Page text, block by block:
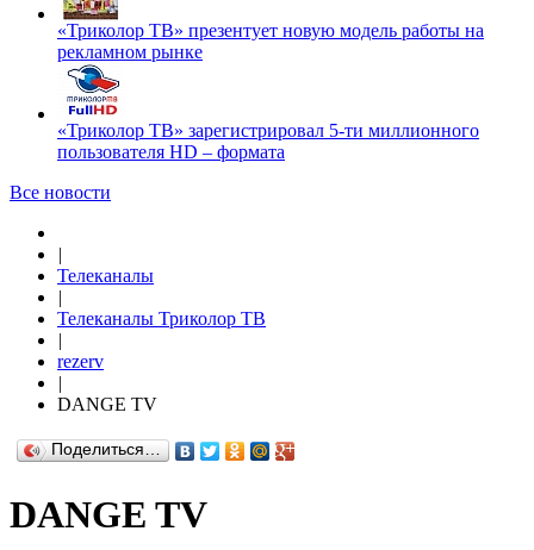
«Триколор ТВ» презентует новую модель работы на
рекламном рынке
«Триколор ТВ» зарегистрировал 5-ти миллионного
пользователя HD – формата
Все новости
|
Телеканалы
|
Телеканалы Триколор ТВ
|
rezerv
|
DANGE TV
Поделиться…
DANGE TV